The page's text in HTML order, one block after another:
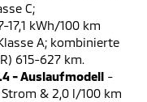
C;
17,1 kWh/100 km
A; kombinierte
615-627 km.
- Auslaufmodell -
& 2,0 l/100 km